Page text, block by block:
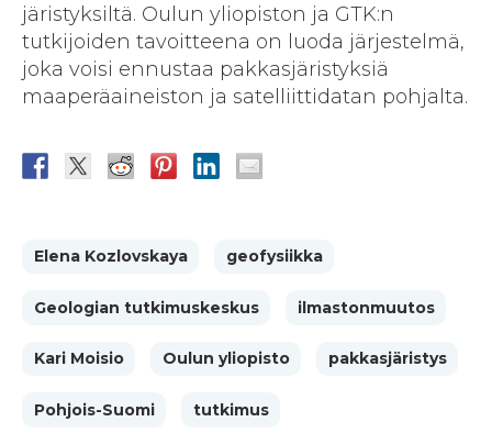
järistyksiltä. Oulun yliopiston ja GTK:n
tutkijoiden tavoitteena on luoda järjestelmä,
joka voisi ennustaa pakkas­järistyksiä
maaperä­aineiston ja satelliitti­datan pohjalta.
Elena Kozlovskaya geofysiikka
Geologian tutkimuskeskus ilmastonmuutos
Kari Moisio Oulun yliopisto pakkasjäristys
Pohjois-Suomi tutkimus